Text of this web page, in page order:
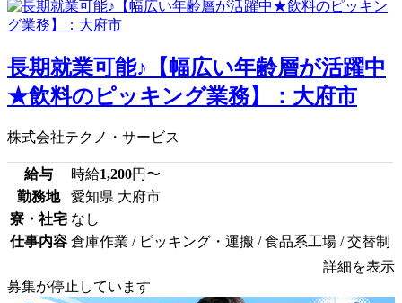
長期就業可能♪【幅広い年齢層が活躍中
★飲料のピッキング業務】：大府市
株式会社テクノ・サービス
給与 時給1,200円〜
勤務地
愛知県 大府市
寮・社宅 なし
仕事内容 倉庫作業 / ピッキング・運搬 / 食品系工場 / 交替制
詳細を表示
募集が停止しています